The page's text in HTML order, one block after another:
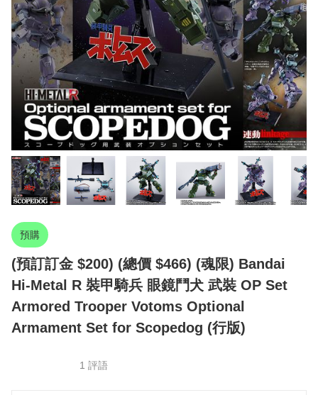
預購
(預訂訂金 $200) (總價 $466) (魂限) Bandai
Hi-Metal R 裝甲騎兵 眼鏡鬥犬 武裝 OP Set
Armored Trooper Votoms Optional
Armament Set for Scopedog (行版)
1 評語